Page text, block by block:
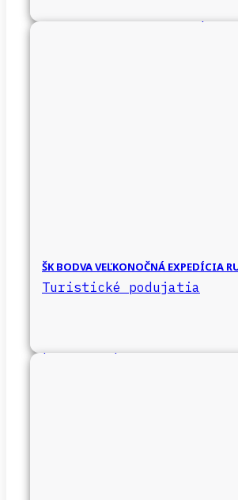
ŠK BODVA VEĽKONOČNÁ EXPEDÍCIA
Turistické podujatia